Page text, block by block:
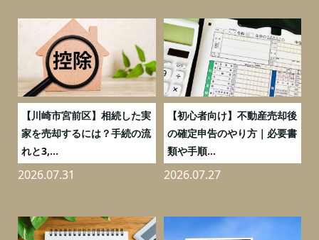
【川崎市宮前区】相続した実
家を売却するには？手続の流
れと3,...
2026.07.31
【初心者向け】不動産売却後
の確定申告のやり方｜必要書
類や手順...
2026.07.27